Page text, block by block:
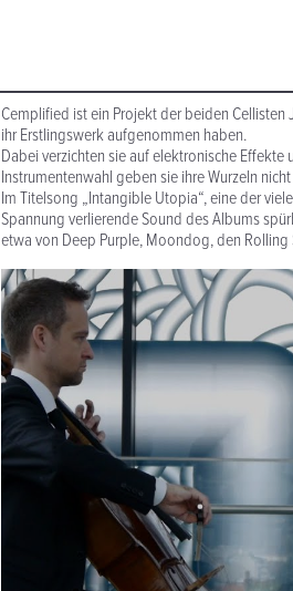
Cemplified ist ein Projekt der beiden
ihr Erstlingswerk aufgenommen haben.
Dabei verzichten sie auf elektronische
Instrumentenwahl geben sie ihre Wurzeln
Im Titelsong „Intangible Utopia“, eine der
Spannung verlierende Sound des Albums
etwa von Deep Purple, Moondog, den